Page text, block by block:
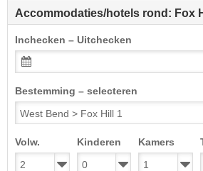
Accommodaties/hotels rond: Fox
Inchecken – Uitchecken
Bestemming – selecteren
Volw. Kinderen Kamers